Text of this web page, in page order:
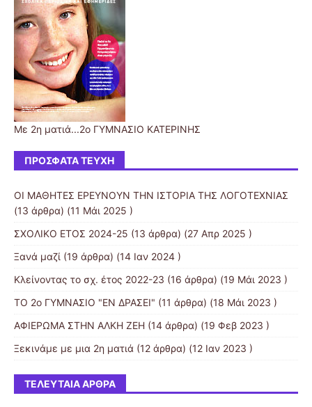
Με 2η ματιά...2ο ΓΥΜΝΑΣΙΟ ΚΑΤΕΡΙΝΗΣ
ΠΡΌΣΦΑΤΑ ΤΕΎΧΗ
ΟΙ ΜΑΘΗΤΕΣ ΕΡΕΥΝΟΥΝ ΤΗΝ ΙΣΤΟΡΙΑ ΤΗΣ ΛΟΓΟΤΕΧΝΙΑΣ
(13 άρθρα) (11 Μάι 2025 )
ΣΧΟΛΙΚΟ ΕΤΟΣ 2024-25 (13 άρθρα) (27 Απρ 2025 )
Ξανά μαζί (19 άρθρα) (14 Ιαν 2024 )
Κλείνοντας το σχ. έτος 2022-23 (16 άρθρα) (19 Μάι 2023 )
ΤΟ 2ο ΓΥΜΝΑΣΙΟ "ΕΝ ΔΡΑΣΕΙ" (11 άρθρα) (18 Μάι 2023 )
ΑΦΙΕΡΩΜΑ ΣΤΗΝ ΑΛΚΗ ΖΕΗ (14 άρθρα) (19 Φεβ 2023 )
Ξεκινάμε με μια 2η ματιά (12 άρθρα) (12 Ιαν 2023 )
ΤΕΛΕΥΤΑΊΑ ΆΡΘΡΑ